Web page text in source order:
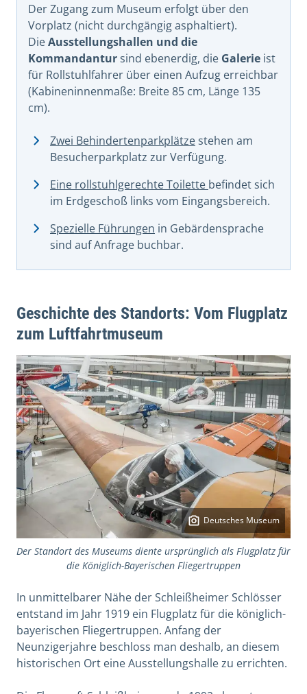
Der Zugang zum Museum erfolgt über den
Vorplatz (nicht durchgängig asphaltiert).
DieAusstellungshallen und die
Kommandantursind ebenerdig, die Galerie ist
für Rollstuhlfahrer über einen Aufzug erreichbar
(Kabineninnenmaße: Breite 85 cm, Länge 135
cm).
Zwei Behindertenparkplätzestehen am
Besucherparkplatz zur Verfügung.
Eine rollstuhlgerechte Toilette befindet sich
im Erdgeschoß links vom Eingangsbereich.
Spezielle Führungen in Gebärdensprache
sind auf Anfrage buchbar.
Geschichte des Standorts: Vom Flugplatz
zum Luftfahrtmuseum
Deutsches Museum
Der Standort des Museums diente ursprünglich als Flugplatz für
die Königlich-Bayerischen Fliegertruppen
In unmittelbarer Nähe der Schleißheimer Schlösser
entstand im Jahr 1919 ein Flugplatz für die königlich-
bayerischen Fliegertruppen. Anfang der
Neunzigerjahre beschloss man deshalb, an diesem
historischen Ort eine Ausstellungshalle zu errichten.